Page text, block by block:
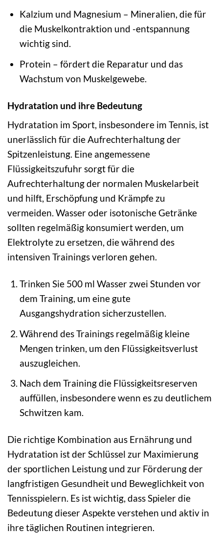
Kalzium und Magnesium – Mineralien, die für
die Muskelkontraktion und -entspannung
wichtig sind.
Protein – fördert die Reparatur und das
Wachstum von Muskelgewebe.
Hydratation und ihre Bedeutung
Hydratation im Sport, insbesondere im Tennis, ist
unerlässlich für die Aufrechterhaltung der
Spitzenleistung. Eine angemessene
Flüssigkeitszufuhr sorgt für die
Aufrechterhaltung der normalen Muskelarbeit
und hilft, Erschöpfung und Krämpfe zu
vermeiden. Wasser oder isotonische Getränke
sollten regelmäßig konsumiert werden, um
Elektrolyte zu ersetzen, die während des
intensiven Trainings verloren gehen.
Trinken Sie 500 ml Wasser zwei Stunden vor
dem Training, um eine gute
Ausgangshydration sicherzustellen.
Während des Trainings regelmäßig kleine
Mengen trinken, um den Flüssigkeitsverlust
auszugleichen.
Nach dem Training die Flüssigkeitsreserven
auffüllen, insbesondere wenn es zu deutlichem
Schwitzen kam.
Die richtige Kombination aus Ernährung und
Hydratation ist der Schlüssel zur Maximierung
der sportlichen Leistung und zur Förderung der
langfristigen Gesundheit und Beweglichkeit von
Tennisspielern. Es ist wichtig, dass Spieler die
Bedeutung dieser Aspekte verstehen und aktiv in
ihre täglichen Routinen integrieren.